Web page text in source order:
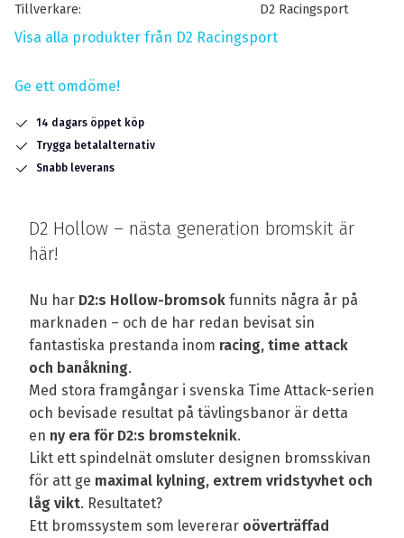
Tillverkare
D2 Racingsport
Visa alla produkter från D2 Racingsport
Ge ett omdöme!
14 dagars öppet köp
Trygga betalalternativ
Snabb leverans
D2 Hollow – nästa generation bromskit är
här!
Nu har D2:s Hollow-bromsok funnits några år på
marknaden – och de har redan bevisat sin
fantastiska prestanda inom racing, time attack
och banåkning.
Med stora framgångar i svenska Time Attack-serien
och bevisade resultat på tävlingsbanor är detta
en ny era för D2:s bromsteknik.
Likt ett spindelnät omsluter designen bromsskivan
för att ge maximal kylning, extrem vridstyvhet och
låg vikt. Resultatet?
Ett bromssystem som levererar oöverträffad